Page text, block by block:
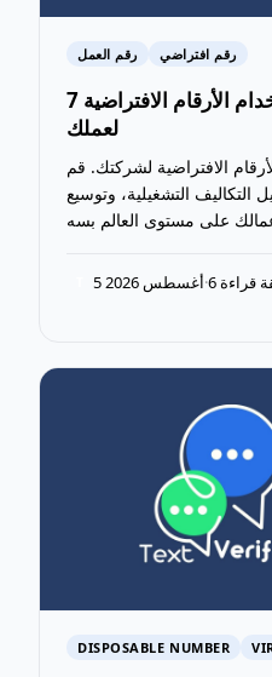
رقم العمل رقم افتراضي
7 مزايا رئيسية لاستخدام الأرقام الافتراضية
لعملك
الافتراضية لشركتك. قم
التكاليف التشغيلية، وتوسيع
5 أغسطس 2026· قراءة
DISPOSABLE NUMBER